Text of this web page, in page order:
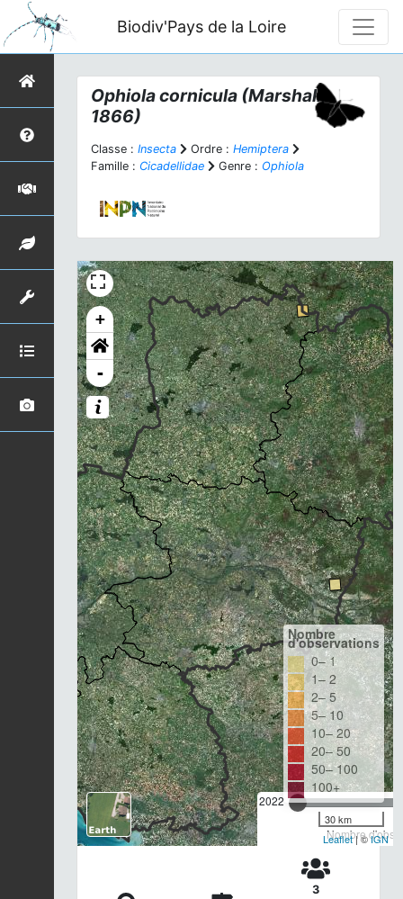
Biodiv'Pays de la Loire
Ophiola cornicula (Marshall,
1866)
Classe : Insecta Ordre : Hemiptera
Famille : Cicadellidae Genre : Ophiola
+
-
2022
Nombre
Nombre
d'observations
0– 1
1– 2
2– 5
5– 10
10– 20
20– 50
50– 100
100+
30 km
Leaflet| ©IGN
3